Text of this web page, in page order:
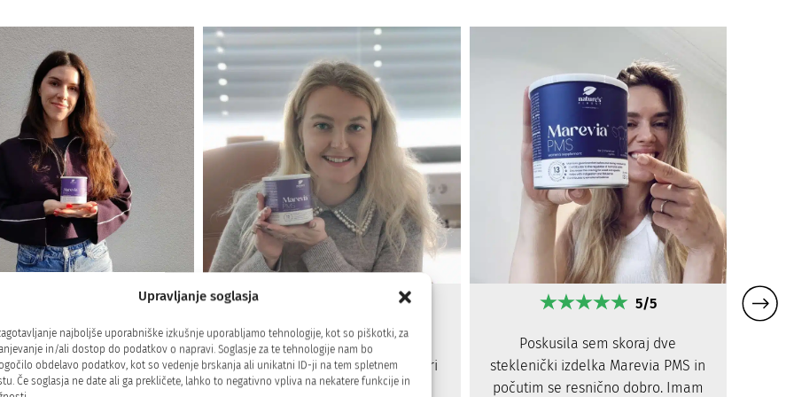
Upravljanje soglasja
najboljše uporabniške izkušnje uporabljamo tehnologije, kot so piškotki, za
in/ali dostop do podatkov o napravi. Soglasje za te tehnologije nam bo
obdelavo podatkov, kot so vedenje brskanja ali unikatni ID-ji na tem spletnem
Če soglasja ne date ali ga prekličete, lahko to negativno vpliva na nekatere funkcije in
sem piti Marevia PMS iz
– in zdaj je del moje
rutine. Opažam razliko in
Hvala vam za Marevia PMS!
Resnično mi je veliko pomagal pri
mojem duševnem in telesnem
5/5
Poskusila sem skoraj dve
steklenički izdelka Marevia PMS in
počutim se resnično dobro. Imam